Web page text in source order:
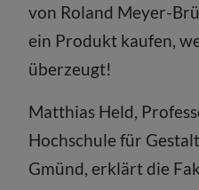
von Roland Meyer-
ein Produkt kaufen,
überzeugt!
Matthias Held,
Hochschule für
Gmünd, erklärt die